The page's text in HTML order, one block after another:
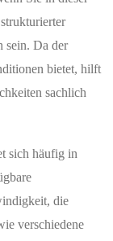
sein. Da der
bietet, hilft
sachlich
sich häufig in
die
verschiedene